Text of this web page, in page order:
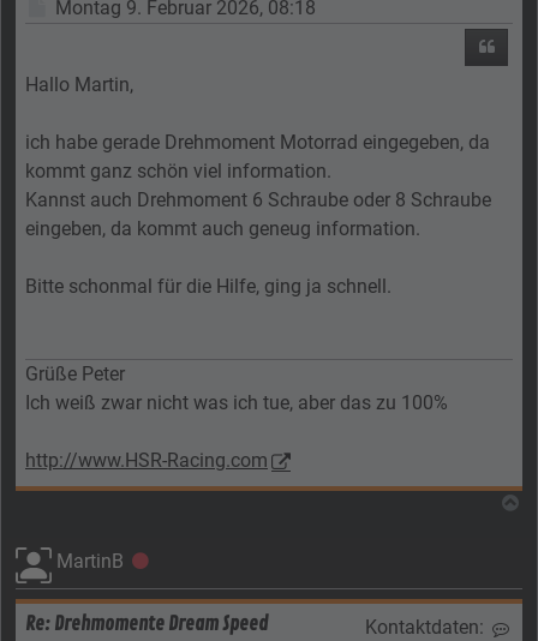
Beitrag
Montag 9. Februar 2026, 08:18
Hallo Martin,
ich habe gerade Drehmoment Motorrad eingegeben, da
kommt ganz schön viel information.
Kannst auch Drehmoment 6 Schraube oder 8 Schraube
eingeben, da kommt auch geneug information.
Bitte schonmal für die Hilfe, ging ja schnell.
Grüße Peter
Ich weiß zwar nicht was ich tue, aber das zu 100%
http://www.HSR-Racing.com
MartinB Offline
Re: Drehmomente Dream Speed Kontaktdaten: